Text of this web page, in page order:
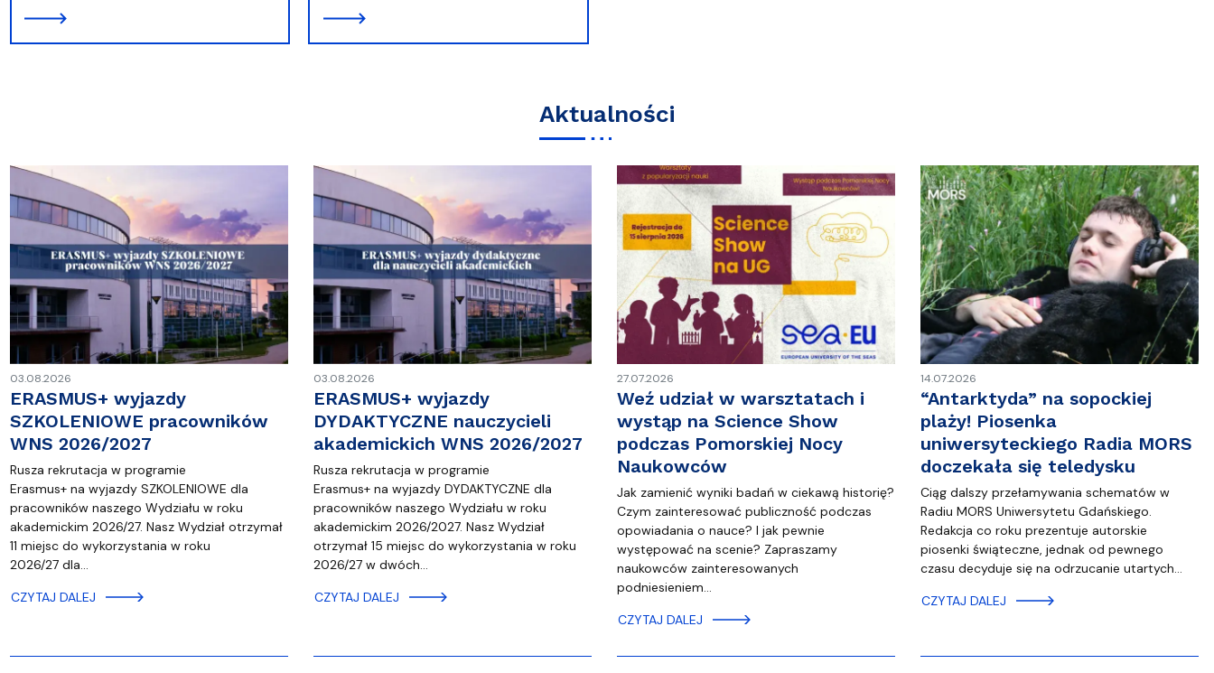
Aktualności
03.08.2026
ERASMUS+ wyjazdy
SZKOLENIOWE pracowników
WNS 2026/2027
Rusza rekrutacja w programie
Erasmus+ na wyjazdy SZKOLENIOWE dla
pracowników naszego Wydziału w roku
akademickim 2026/27. Nasz Wydział otrzymał
11 miejsc do wykorzystania w roku
2026/27 dla…
CZYTAJ DALEJ
03.08.2026
ERASMUS+ wyjazdy
DYDAKTYCZNE nauczycieli
akademickich WNS 2026/2027
Rusza rekrutacja w programie
Erasmus+ na wyjazdy DYDAKTYCZNE dla
pracowników naszego Wydziału w roku
akademickim 2026/2027. Nasz Wydział
otrzymał 15 miejsc do wykorzystania w roku
2026/27 w dwóch…
CZYTAJ DALEJ
27.07.2026
Weź udział w warsztatach i
wystąp na Science Show
podczas Pomorskiej Nocy
Naukowców
Jak zamienić wyniki badań w ciekawą historię?
Czym zainteresować publiczność podczas
opowiadania o nauce? I jak pewnie
występować na scenie? Zapraszamy
naukowców zainteresowanych
podniesieniem…
CZYTAJ DALEJ
14.07.2026
“Antarktyda” na sopockiej
plaży! Piosenka
uniwersyteckiego Radia MORS
doczekała się teledysku
Ciąg dalszy przełamywania schematów w
Radiu MORS Uniwersytetu Gdańskiego.
Redakcja co roku prezentuje autorskie
piosenki świąteczne, jednak od pewnego
czasu decyduje się na odrzucanie utartych…
CZYTAJ DALEJ